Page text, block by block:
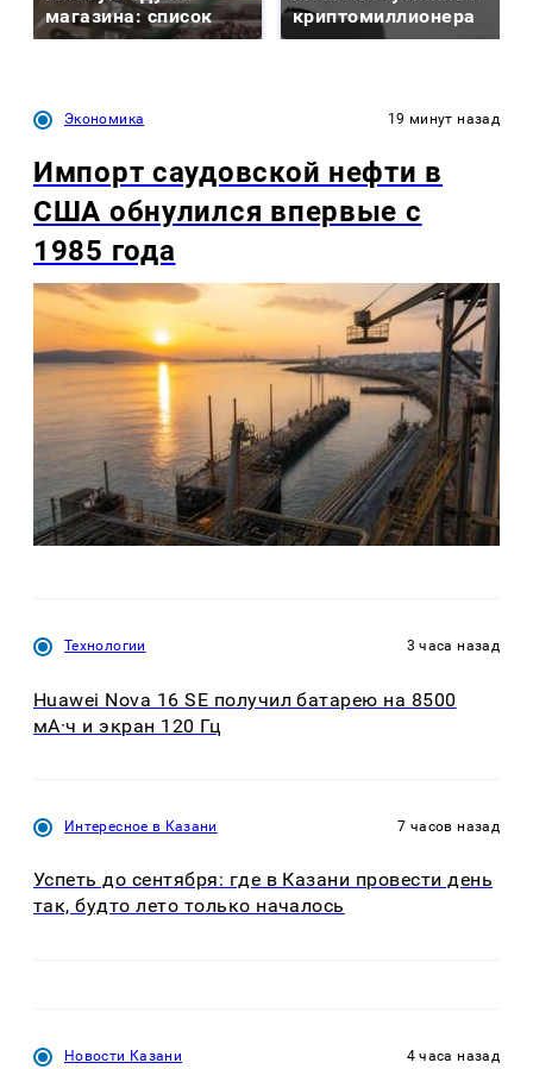
магазина: список
криптомиллионера
Экономика 19 минут назад
Импорт саудовской нефти в
США обнулился впервые с
1985 года
Технологии 3 часа назад
Huawei Nova 16 SE получил батарею на 8500
мА·ч и экран 120 Гц
Интересное в Казани 7 часов назад
Успеть до сентября: где в Казани провести день
так, будто лето только началось
Новости Казани 4 часа назад